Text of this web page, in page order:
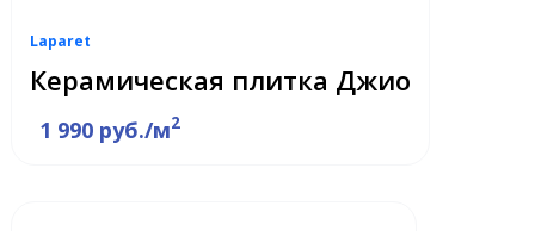
Laparet
Керамическая плитка Джио
1 990 руб./м2